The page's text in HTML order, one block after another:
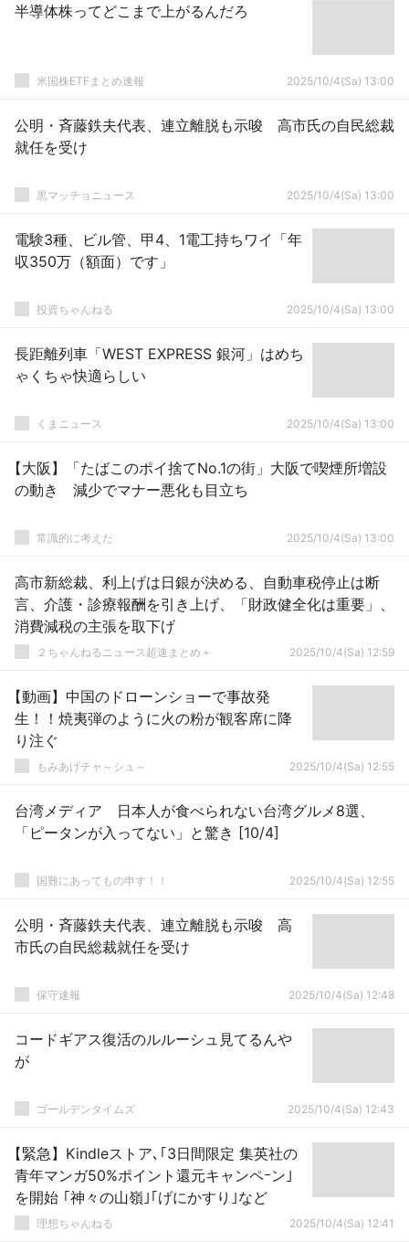
半導体株ってどこまで上がるんだろ
米国株ETFまとめ速報 2025/10/4(Sa) 13:00
公明・斉藤鉄夫代表、連立離脱も示唆 高市氏の自民総裁
就任を受け
黒マッチョニュース 2025/10/4(Sa) 13:00
電験3種、ビル管、甲4、1電工持ちワイ「年
収350万（額面）です」
投資ちゃんねる 2025/10/4(Sa) 13:00
長距離列車「WEST EXPRESS 銀河」はめち
ゃくちゃ快適らしい
くまニュース 2025/10/4(Sa) 13:00
【大阪】「たばこのポイ捨てNo.1の街」大阪で喫煙所増設
の動き 減少でマナー悪化も目立ち
常識的に考えた 2025/10/4(Sa) 13:00
高市新総裁、利上げは日銀が決める、自動車税停止は断
言、介護・診療報酬を引き上げ、「財政健全化は重要」、
消費減税の主張を取下げ
２ちゃんねるニュース超速まとめ＋ 2025/10/4(Sa) 12:59
【動画】中国のドローンショーで事故発
生！！焼夷弾のように火の粉が観客席に降
り注ぐ
もみあげチャ～シュ～ 2025/10/4(Sa) 12:55
台湾メディア 日本人が食べられない台湾グルメ8選、
「ピータンが入ってない」と驚き [10/4]
国難にあってもの申す！！ 2025/10/4(Sa) 12:55
公明・斉藤鉄夫代表、連立離脱も示唆 高
市氏の自民総裁就任を受け
保守速報 2025/10/4(Sa) 12:48
コードギアス復活のルルーシュ見てるんや
が
ゴールデンタイムズ 2025/10/4(Sa) 12:43
【緊急】Kindleストア､｢3日間限定 集英社の
青年マンガ50%ポイント還元キャンペｰン｣
を開始 ｢神々の山嶺｣｢げにかすり｣など
理想ちゃんねる 2025/10/4(Sa) 12:41